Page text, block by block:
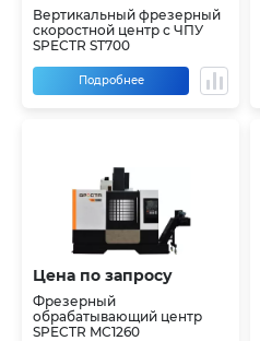
Вертикальный фрезерный
скоростной центр с ЧПУ
SPECTR ST700
Подробнее
Цена по запросу
Фрезерный
обрабатывающий центр
SPECTR MC1260